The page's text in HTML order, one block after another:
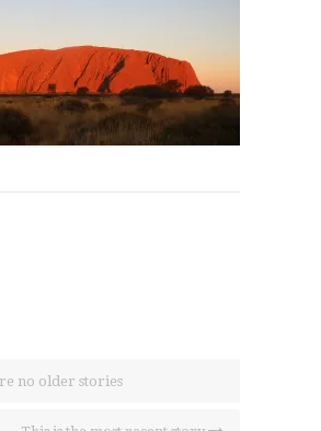
no older stories